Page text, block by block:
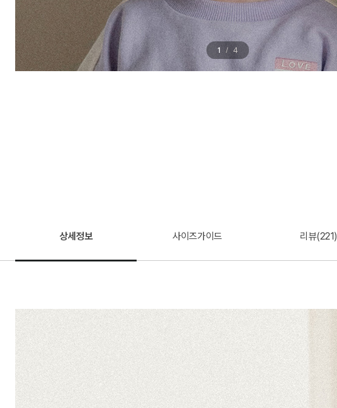
1 / 4
상세정보 사이즈가이드 리뷰(221)